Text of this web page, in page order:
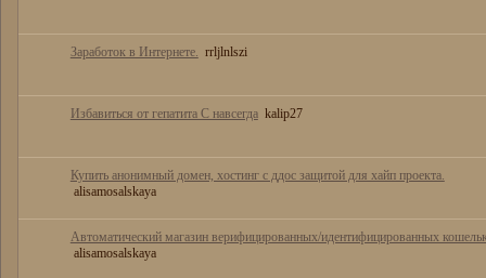
Заработок в Интернете. rrljlnlszi
Избавиться от гепатита С навсегда kalip27
Купить анонимный домен, хостинг с ддос защитой для хайп проекта.
alisamosalskaya
Автоматический магазин верифицированных/идентифицированных
alisamosalskaya